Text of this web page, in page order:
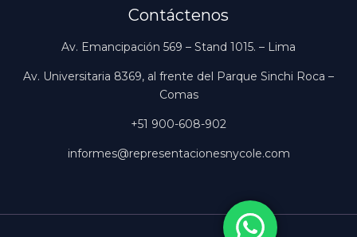
Contáctenos
Av. Emancipación 569 – Stand 1015. – Lima
Av. Universitaria 8369, al frente del Parque Sinchi Roca –
Comas
+51 900-608-902
informes@representacionesnycole.com